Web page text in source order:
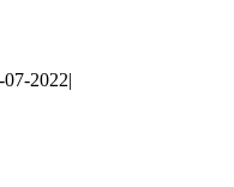
07-2022|